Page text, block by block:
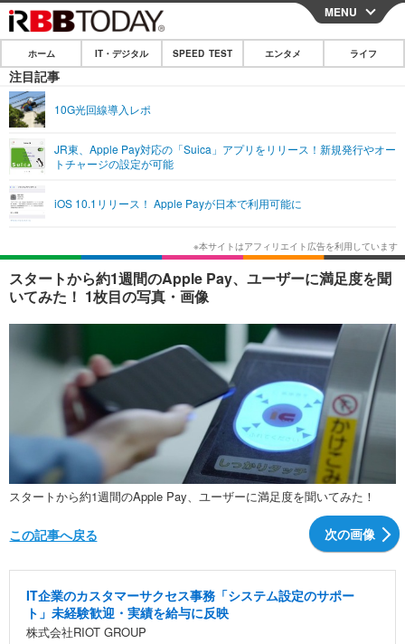
CLOSE
ホーム
IT・デジタル
ネタ
ショッピング その他
エンタメ
エンタメTOP 映画・ドラマ
韓国・芸能
音楽 スポーツ
ショッピング その他
ライフTOP グルメ
ペット ショッピング
その他
リリース一覧
プッシュ通知の停止方法
MENU
ホーム IT・デジタル SPEED TEST エンタメ ライフ
注目記事
10G光回線導入レポ
JR東、Apple Pay対応の「Suica」アプリをリリース！新規発行やオー
トチャージの設定が可能
iOS 10.1リリース！ Apple Payが日本で利用可能に
スタートから約1週間のApple Pay、ユーザーに満足度を聞
いてみた！ 1枚目の写真・画像
スタートから約1週間のApple Pay、ユーザーに満足度を聞いてみた！
次の画像
この記事へ戻る
IT企業のカスタマーサクセス事務「システム設定のサポー
ト」未経験歓迎・実績を給与に反映
株式会社RIOT GROUP